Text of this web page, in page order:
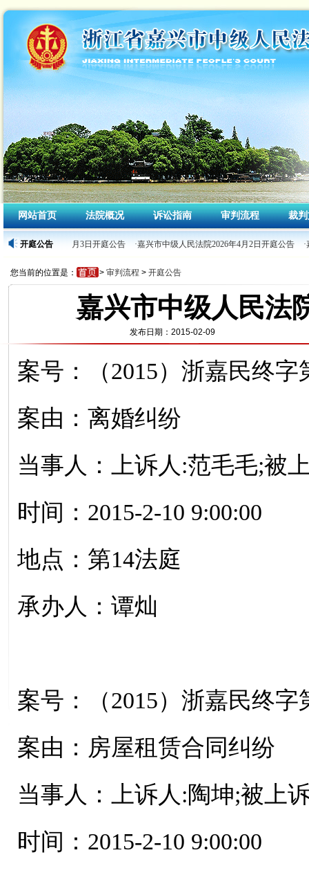
网站首页 法院概况 诉讼指南 审判流程 裁
开庭公告
人民法院2026年4月3日开庭公告 ·嘉兴市中级人民法院2026年4月2日开庭公告 ·
您当前的位置是： > 审判流程 > 开庭公告
嘉兴市中级人民法
发布日期：2015-02-09
案号：（2015）浙嘉民终字
案由：离婚纠纷
当事人：上诉人:范毛毛;被
时间：2015-2-10 9:00:00
地点：第14法庭
承办人：谭灿
案号：（2015）浙嘉民终字
案由：房屋租赁合同纠纷
当事人：上诉人:陶坤;被上
时间：2015-2-10 9:00:00